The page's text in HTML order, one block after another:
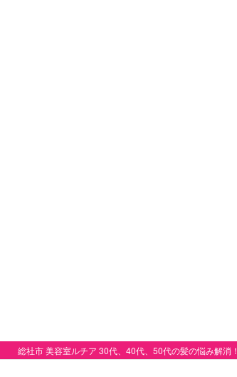
総社市 美容室ルチア 30代、40代、50代の髪の悩み解消！